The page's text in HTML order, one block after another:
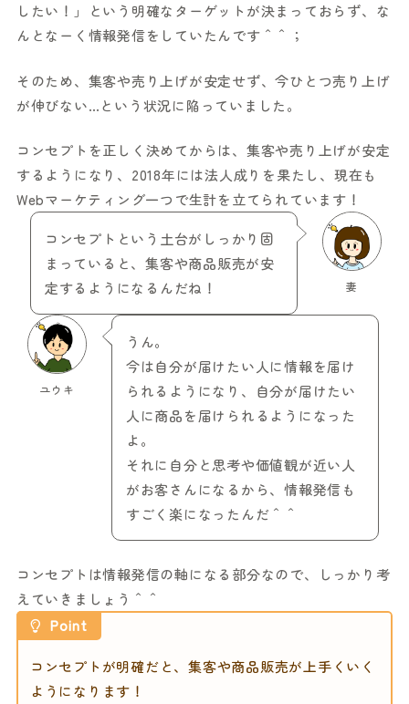
したい！」という明確なターゲットが決まっておらず、な
んとなーく情報発信をしていたんです＾＾；
そのため、集客や売り上げが安定せず、今ひとつ売り上げ
が伸びない…という状況に陥っていました。
コンセプトを正しく決めてからは、集客や売り上げが安定
するようになり、2018年には法人成りを果たし、現在も
Webマーケティング一つで生計を立てられています！
妻
コンセプトという土台がしっかり固
まっていると、集客や商品販売が安
定するようになるんだね！
ユウキ
うん。
今は自分が届けたい人に情報を届け
られるようになり、自分が届けたい
人に商品を届けられるようになった
よ。
それに自分と思考や価値観が近い人
がお客さんになるから、情報発信も
すごく楽になったんだ＾＾
コンセプトは情報発信の軸になる部分なので、しっかり考
えていきましょう＾＾
Point
コンセプトが明確だと、集客や商品販売が上手くいく
ようになります！